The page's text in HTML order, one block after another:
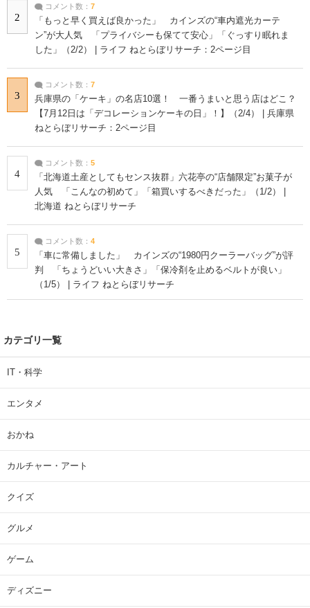
2
コメント数： 7
「もっと早く買えば良かった」 カインズの“車内遮光カーテ
ン”が大人気 「プライバシーも保てて安心」「ぐっすり眠れま
した」（2/2） | ライフ ねとらぼリサーチ：2ページ目
3
コメント数： 7
兵庫県の「ケーキ」の名店10選！ 一番うまいと思う店はどこ？
【7月12日は「デコレーションケーキの日」！】（2/4） | 兵庫県
ねとらぼリサーチ：2ページ目
4
コメント数： 5
「北海道土産としてもセンス抜群」六花亭の“店舗限定”お菓子が
人気 「こんなの初めて」「箱買いするべきだった」（1/2） |
北海道 ねとらぼリサーチ
5
コメント数： 4
「車に常備しました」 カインズの“1980円クーラーバッグ”が評
判 「ちょうどいい大きさ」「保冷剤を止めるベルトが良い」
（1/5） | ライフ ねとらぼリサーチ
カテゴリ一覧
IT・科学
エンタメ
おかね
カルチャー・アート
クイズ
グルメ
ゲーム
ディズニー